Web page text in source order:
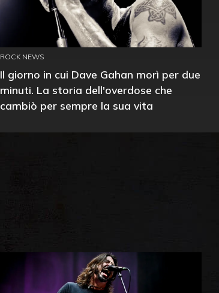
ROCK NEWS
Il giorno in cui Dave Gahan morì per due
minuti. La storia dell'overdose che
cambiò per sempre la sua vita